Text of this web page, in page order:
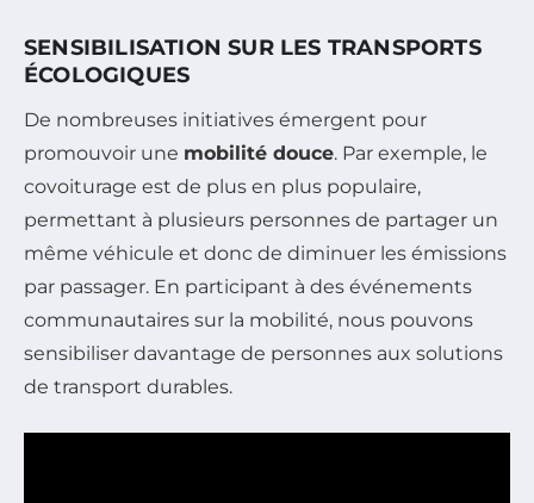
SENSIBILISATION SUR LES TRANSPORTS
ÉCOLOGIQUES
De nombreuses initiatives émergent pour
promouvoir une mobilité douce. Par exemple, le
covoiturage est de plus en plus populaire,
permettant à plusieurs personnes de partager un
même véhicule et donc de diminuer les émissions
par passager. En participant à des événements
communautaires sur la mobilité, nous pouvons
sensibiliser davantage de personnes aux solutions
de transport durables.